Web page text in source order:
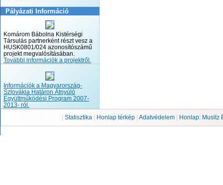
Pályázati Információ
Komárom Bábolna Kistérségi
Társulás partnerként részt vesz a
HUSK0801/024 azonosítószámű
projekt megvalósításában.
További információk a projektről.
Információk a Magyarország-
Szlovákia Határon Átnyúló
Együttműködési Program 2007-
2013- ról.
Statisztika Honlap térkép Adatvédelem| Honlap: Musitz